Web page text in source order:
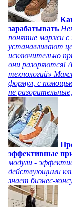
зарабатывать
понятие маржи с
устанавливают
исключительно
они разоряются!
технологий»
формул, с
не
эффективные
модули -
действующими
знает бизнес-